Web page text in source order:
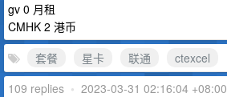
gv 0 月租
CMHK 2 港币
套餐
星卡 联通
ctexcel
109 replies • 2023-03-31 02:16:04 +08:00